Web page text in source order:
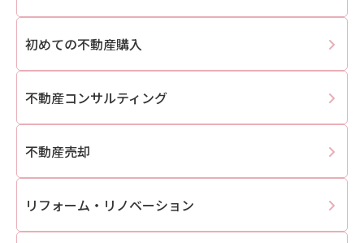
初めての不動産購入
不動産コンサルティング
不動産売却
リフォーム・リノベーション